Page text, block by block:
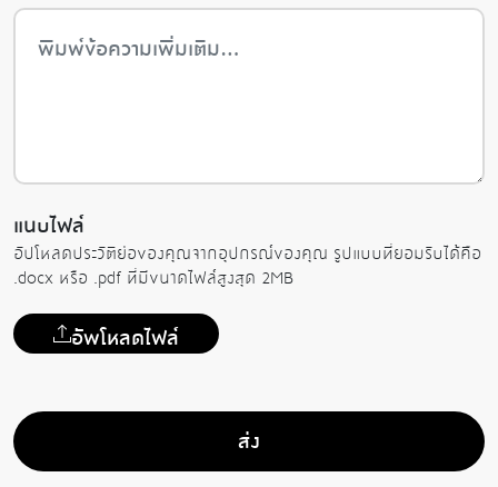
แนบไฟล์
อัปโหลดประวัติย่อของคุณจากอุปกรณ์ของคุณ รูปแบบที่ยอมรับได้คือ
.docx หรือ .pdf ที่มีขนาดไฟล์สูงสุด 2MB
อัพโหลดไฟล์
ส่ง